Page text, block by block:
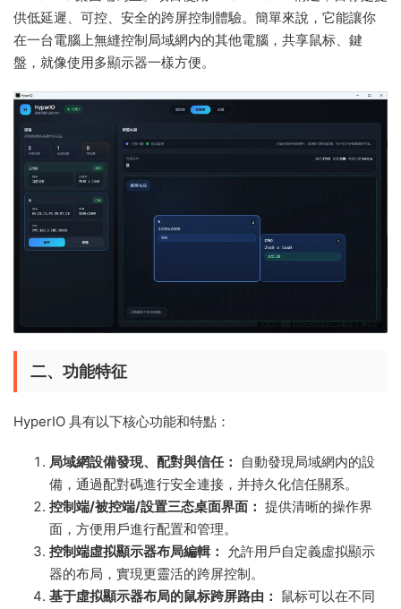
供低延遲、可控、安全的跨屏控制體驗。簡單來說，它能讓你
在一台電腦上無縫控制局域網内的其他電腦，共享鼠标、鍵
盤，就像使用多顯示器一樣方便。
二、功能特征
HyperIO 具有以下核心功能和特點：
局域網設備發現、配對與信任：
自動發現局域網内的設
備，通過配對碼進行安全連接，并持久化信任關系。
控制端/被控端/設置三态桌面界面： 提供清晰的操作界
面，方便用戶進行配置和管理。
控制端虛拟顯示器布局編輯：
允許用戶自定義虛拟顯示
器的布局，實現更靈活的跨屏控制。
基于虛拟顯示器布局的鼠标跨屏路由： 鼠标可以在不同